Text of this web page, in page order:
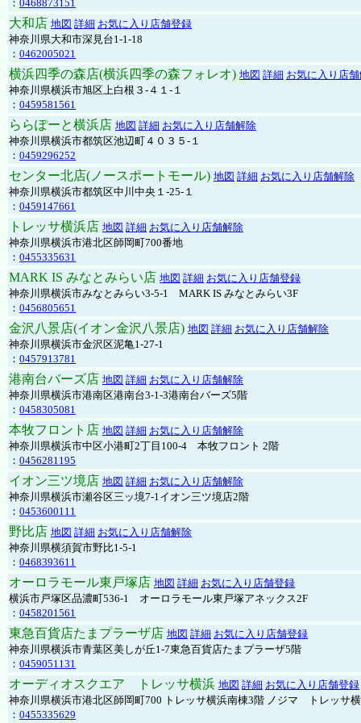
： 0468873151
大和店 地図 詳細 お気に入り店舗登録
神奈川県大和市深見台1-1-18
： 0462005021
横浜四季の森店(横浜四季の森フォレオ) 地図 詳細 お気に入り店
神奈川県横浜市旭区上白根３-４１-１
： 0459581561
ららぽーと横浜店 地図 詳細 お気に入り店舗解除
神奈川県横浜市都筑区池辺町４０３５-１
： 0459296252
センター北店(ノースポートモール) 地図 詳細 お気に入り店舗解除
神奈川県横浜市都筑区中川中央１-25-１
： 0459147661
トレッサ横浜店 地図 詳細 お気に入り店舗解除
神奈川県横浜市港北区師岡町700番地
： 0455335631
MARK IS みなとみらい店 地図 詳細 お気に入り店舗登録
神奈川県横浜市みなとみらい3-5-1 MARK IS みなとみらい3F
： 0456805651
金沢八景店(イオン金沢八景店) 地図 詳細 お気に入り店舗解除
神奈川県横浜市金沢区泥亀1-27-1
： 0457913781
港南台バーズ店 地図 詳細 お気に入り店舗解除
神奈川県横浜市港南区港南台3-1-3港南台バーズ5階
： 0458305081
本牧フロント店 地図 詳細 お気に入り店舗解除
神奈川県横浜市中区小港町2丁目100-4 本牧フロント 2階
： 0456281195
イオン三ツ境店 地図 詳細 お気に入り店舗解除
神奈川県横浜市瀬谷区三ッ境7-1イオン三ツ境店2階
： 0453600111
野比店 地図 詳細 お気に入り店舗解除
神奈川県横須賀市野比1-5-1
： 0468393611
オーロラモール東戸塚店 地図 詳細 お気に入り店舗登録
横浜市戸塚区品濃町536-1 オーロラモール東戸塚アネックス2F
： 0458201561
東急百貨店たまプラーザ店 地図 詳細 お気に入り店舗登録
神奈川県横浜市青葉区美しが丘1-7東急百貨店たまプラーザ5階
： 0459051131
オーディオスクエア トレッサ横浜 地図 詳細 お気に入り店舗登録
神奈川県横浜市港北区師岡町700 トレッサ横浜南棟3階 ノジマ トレッサ
： 0455335629